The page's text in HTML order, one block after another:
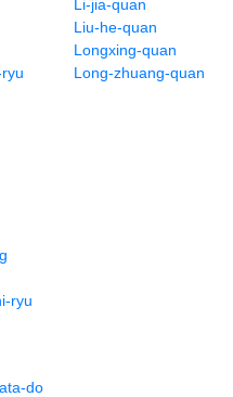
ryu
Li-jia-quan
Liu-he-quan
Longxing-quan
Long-zhuang-quan
do